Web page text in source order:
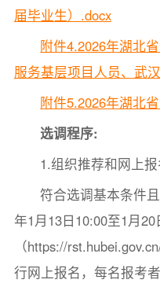
届毕业生）.docx
附件4.2026年湖北
服务基层项目人员、武
附件5.2026年湖北
选调程序:
1.组织推荐和网上报
符合选调基本条件
年1月13日10:00至1月
（https://
行网上报名，每名报考